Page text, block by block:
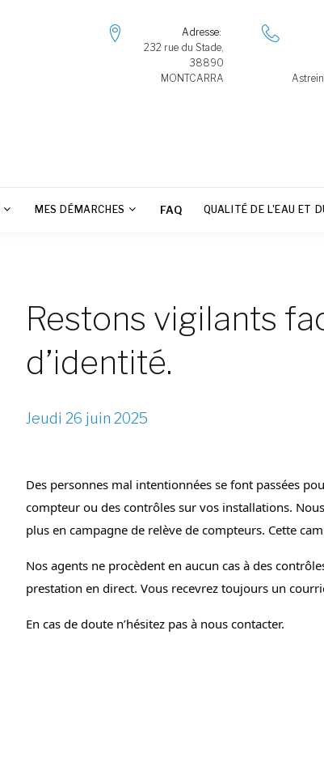
Adresse
232 rue du Stade,
38890
MONTCARRA
MES DÉMARCHES FAQ QUALITÉ DE L'EAU ET
Restons vigilants
d’identité.
Jeudi 26 juin 2025
Des personnes mal intentionnées se font passées
compteur ou des contrôles sur vos installations.
plus en campagne de relève de compteurs. Cette
Nos agents ne procèdent en aucun cas à des
prestation en direct. Vous recevrez toujours un
En cas de doute n’hésitez pas à nous contacter.